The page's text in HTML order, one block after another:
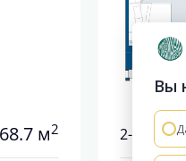
68.7 м2 2-
Вы